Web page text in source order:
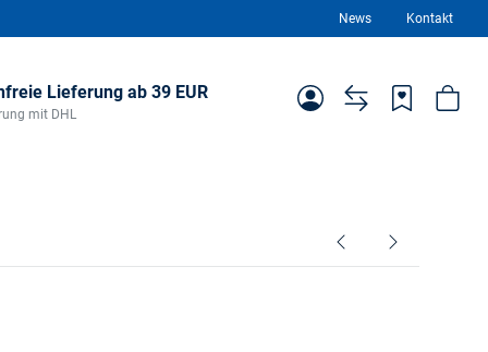
News Kontakt
Lieferung ab 39 EUR
mit DHL